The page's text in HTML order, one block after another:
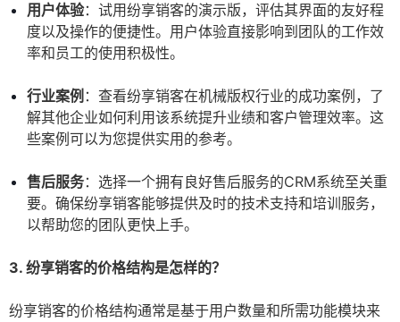
用户体验：试用纷享销客的演示版，评估其界面的友好程
度以及操作的便捷性。用户体验直接影响到团队的工作效
率和员工的使用积极性。
行业案例 ：查看纷享销客在机械版权行业的成功案例，了
解其他企业如何利用该系统提升业绩和客户管理效率。这
些案例可以为您提供实用的参考。
售后服务：选择一个拥有良好售后服务的CRM系统至关重
要。确保纷享销客能够提供及时的技术支持和培训服务，
以帮助您的团队更快上手。
3. 纷享销客的价格结构是怎样的？
纷享销客的价格结构通常是基于用户数量和所需功能模块来